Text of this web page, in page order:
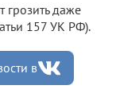
грозить даже
157 УК РФ).
в